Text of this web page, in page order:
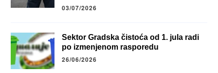
03/07/2026
Sektor Gradska čistoća od 1. jula radi
po izmenjenom rasporedu
26/06/2026